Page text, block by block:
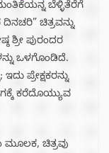
ಬೆಳ್ಳಿತೆರೆಗೆ
ಚಿತ್ರವನ್ನು
ಶ್ರೀ ಪುರಂದರ
ಒಳಗೊಂಡಿದೆ.
ಪ್ರೇಕ್ಷಕರನ್ನು
ಕರೆದೊಯ್ಯುವ
ಮೂಲಕ, ಚಿತ್ರವು